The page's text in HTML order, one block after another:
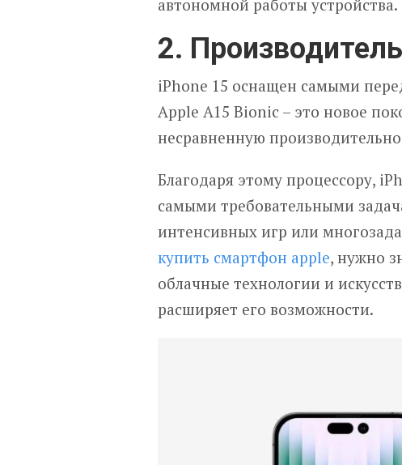
автономной работы устройства.
2.
iPhone 15 оснащен самыми
Apple A15 Bionic – это новое
несравненную
Благодаря этому процессору,
самыми требовательными
интенсивных игр или
купить смартфон apple, нужно
облачные технологии и
расширяет его возможности.